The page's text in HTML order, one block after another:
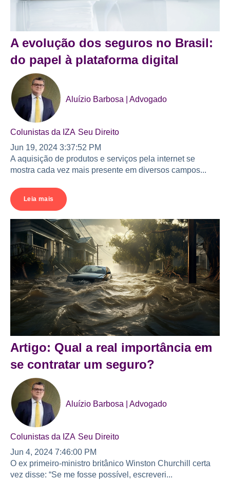
A evolução dos seguros no Brasil:
do papel à plataforma digital
Aluízio Barbosa | Advogado
Colunistas da IZA Seu Direito
Jun 19, 2024 3:37:52 PM
A aquisição de produtos e serviços pela internet se
mostra cada vez mais presente em diversos campos...
Leia mais
Artigo: Qual a real importância em
se contratar um seguro?
Aluízio Barbosa | Advogado
Colunistas da IZA Seu Direito
Jun 4, 2024 7:46:00 PM
O ex primeiro-ministro britânico Winston Churchill certa
vez disse: “Se me fosse possível, escreveri...